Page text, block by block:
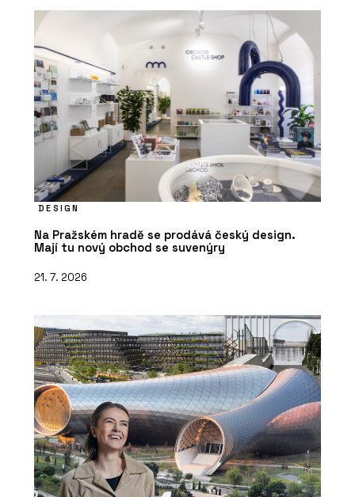
DESIGN
Na Pražském hradě se prodává český design.
Mají tu nový obchod se suvenýry
21. 7. 2026